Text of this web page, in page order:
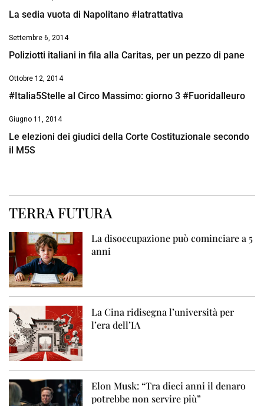
La sedia vuota di Napolitano #latrattativa
Settembre 6, 2014
Poliziotti italiani in fila alla Caritas, per un pezzo di pane
Ottobre 12, 2014
#Italia5Stelle al Circo Massimo: giorno 3 #Fuoridalleuro
Giugno 11, 2014
Le elezioni dei giudici della Corte Costituzionale secondo
il M5S
TERRA FUTURA
La disoccupazione può cominciare a 5
anni
La Cina ridisegna l’università per
l’era dell’IA
Elon Musk: “Tra dieci anni il denaro
potrebbe non servire più”